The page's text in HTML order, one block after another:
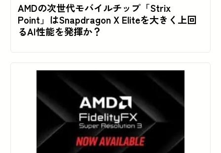
AMDの次世代モバイルチップ「Strix
Point」はSnapdragon X Eliteを大きく上回
るAI性能を発揮か？